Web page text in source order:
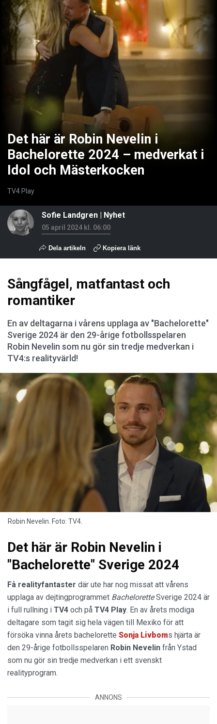
Det här är Robin Nevelin i
Bachelorette 2024 – medverkat i
Idol och Mästerkocken
TV4 Play
Sofie Landgren Nyhet
05 april 2024 kl. 06:00
Dela artikeln Kopiera länk
Sångfågel, matfantast och
romantiker
En av deltagarna i vårens upplaga av "Bachelorette"
Sverige 2024 är den 29-årige fotbollsspelaren
Robin Nevelin som nu gör sin tredje medverkan i
TV4:s realityvärld!
Robin Nevelin. Foto: TV4.
Det här är Robin Nevelin i
"Bachelorette" Sverige 2024
Få realityfantaster där ute har nog missat att vårens
upplaga av dejtingprogrammet BacheloretteSverige 2024 är
i full rullning i TV4 och på TV4 Play. En av årets modiga
deltagare som tagit sig hela vägen till Mexiko för att
försöka vinna årets bachelorette Sonja Livboms hjärta är
den 29-årige fotbollsspelaren Robin Nevelin från Ystad
som nu gör sin tredje medverkan i ett svenskt
realityprogram.
ANNONS